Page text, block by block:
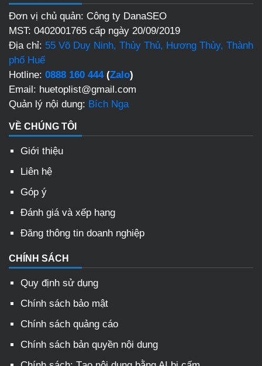
Đơn vị chủ quản: Công ty DanaSEO
MST: 0402001765 cấp ngày 20/09/2019
Địa chỉ: 55 Võ Duy Ninh, Thủy Thủ, Hương Thủy, Thành
phố Huế
Hotline: 0888 160 444(Zalo)
Email: huetoplist@gmail.com
Quản lý nội dung: Bích Nga
VỀ CHÚNG TÔI
Giới thiệu
Liên hệ
Góp ý
Đánh giá và xếp hạng
Đăng thông tin doanh nghiệp
CHÍNH SÁCH
Quy định sử dụng
Chính sách bảo mật
Chính sách quảng cáo
Chính sách bản quyền nội dung